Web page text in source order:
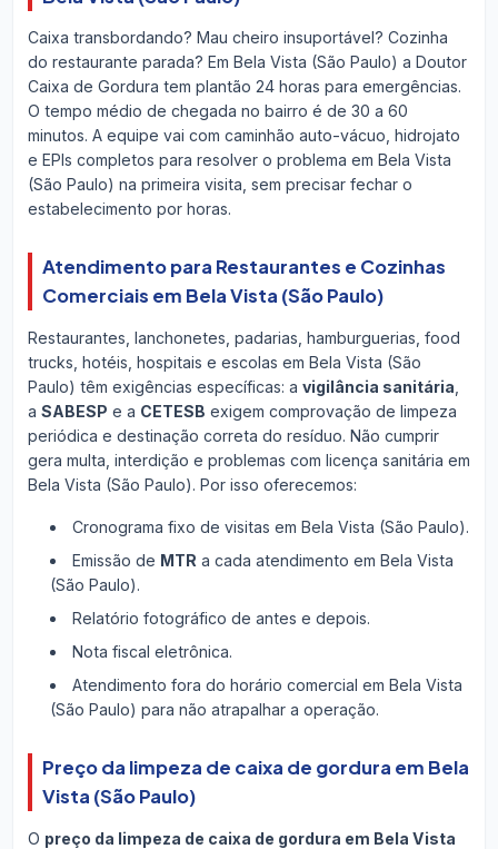
Caixa transbordando? Mau cheiro insuportável? Cozinha
do restaurante parada? Em Bela Vista (São Paulo) a Doutor
Caixa de Gordura tem plantão 24 horas para emergências.
O tempo médio de chegada no bairro é de 30 a 60
minutos. A equipe vai com caminhão auto-vácuo, hidrojato
e EPIs completos para resolver o problema em Bela Vista
(São Paulo) na primeira visita, sem precisar fechar o
estabelecimento por horas.
Atendimento para Restaurantes e Cozinhas
Comerciais em Bela Vista (São Paulo)
Restaurantes, lanchonetes, padarias, hamburguerias, food
trucks, hotéis, hospitais e escolas em Bela Vista (São
Paulo) têm exigências específicas: a vigilância sanitária
a SABESP e a CETESB exigem comprovação de limpeza
periódica e destinação correta do resíduo. Não cumprir
gera multa, interdição e problemas com licença sanitária em
Bela Vista (São Paulo). Por isso oferecemos:
Cronograma fixo de visitas em Bela Vista (São Paulo).
Emissão de MTR a cada atendimento em Bela Vista
(São Paulo).
Relatório fotográfico de antes e depois.
Nota fiscal eletrônica.
Atendimento fora do horário comercial em Bela Vista
(São Paulo) para não atrapalhar a operação.
Preço da limpeza de caixa de gordura em Bela
Vista (São Paulo)
O preço da limpeza de caixa de gordura em Bela Vista